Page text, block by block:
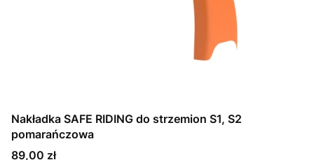
Nakładka SAFE RIDING do strzemion S1, S2
pomarańczowa
Cena
89,00 zł